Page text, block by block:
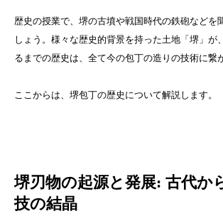
歴史の授業で、堺の古墳や戦国時代の鉄砲などを
しょう。様々な歴史的背景を持った土地「堺」が
るまでの歴史は、全て今の包丁の造りの技術に繋
ここからは、堺包丁の歴史について解説します。
堺刃物の起源と発展: 古代か
技の結晶